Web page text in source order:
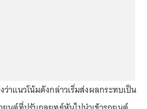
าแนวโน้มดังกล่าวเริ่มส่งผลกระทบเป็น